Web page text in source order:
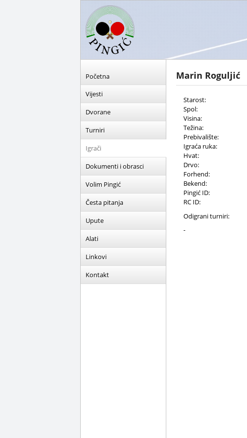
Početna
Vijesti
Dvorane
Turniri
Igrači
Dokumenti i obrasci
Volim Pingić
Česta pitanja
Upute
Alati
Linkovi
Kontakt
Marin Roguljić
Starost:
Spol:
Visina:
Težina:
Prebivalište:
Igraća ruka:
Hvat:
Drvo:
Forhend:
Bekend:
Pingić ID:
RC ID:
Odigrani turniri:
-